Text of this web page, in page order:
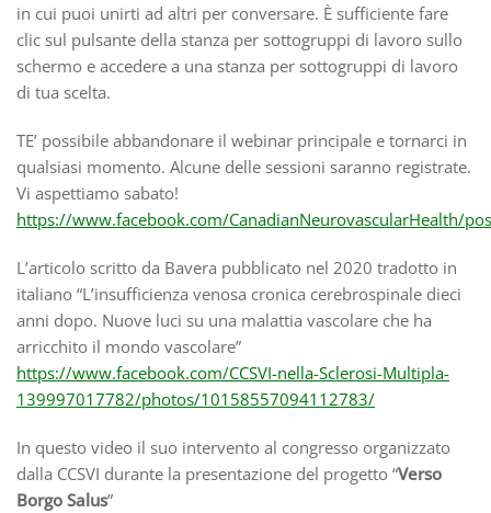
in cui puoi unirti ad altri per conversare. È sufficiente fare
clic sul pulsante della stanza per sottogruppi di lavoro sullo
schermo e accedere a una stanza per sottogruppi di lavoro
di tua scelta.
TE’ possibile abbandonare il webinar principale e tornarci in
qualsiasi momento. Alcune delle sessioni saranno registrate.
Vi aspettiamo sabato!
https://www.facebook.com/CanadianNeurovascularHealth/
L’articolo scritto da Bavera pubblicato nel 2020 tradotto in
italiano “L’insufficienza venosa cronica cerebrospinale dieci
anni dopo. Nuove luci su una malattia vascolare che ha
arricchito il mondo vascolare”
https://www.facebook.com/CCSVI-nella-Sclerosi-Multipla-
139997017782/photos/10158557094112783/
In questo video il suo intervento al congresso organizzato
dalla CCSVI durante la presentazione del progetto “Verso
Borgo Salus”